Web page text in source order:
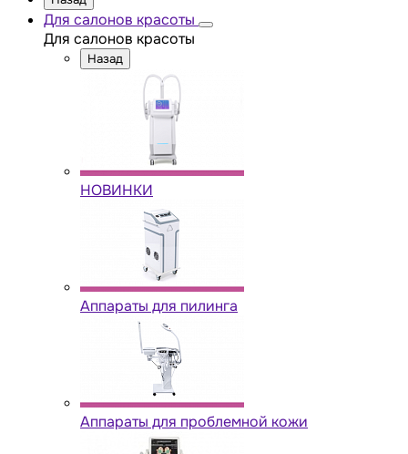
Для салонов красоты
Для салонов красоты
Назад
НОВИНКИ
Аппараты для пилинга
Аппараты для проблемной кожи